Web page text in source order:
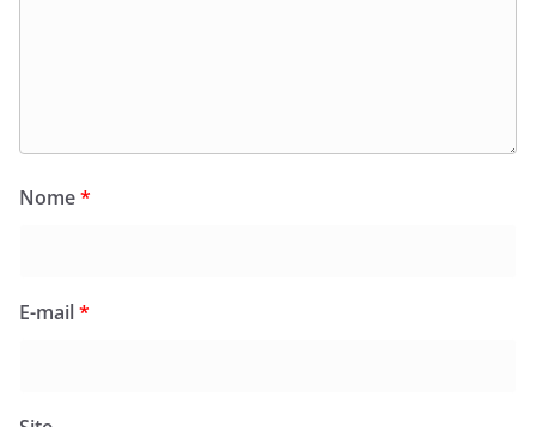
Nome*
E-mail*